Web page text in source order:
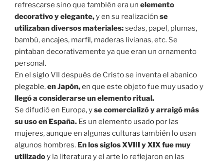
refrescarse sino que también era un elemento
decorativo y elegante,y en su realización se
utilizaban diversos materiales:sedas, papel, plumas,
bambú, encajes, marfil, maderas livianas, etc. Se
pintaban decorativamente ya que eran un ornamento
personal. ⁣
En el siglo VII después de Cristo se inventa el abanico
plegable,en Japón,en que este objeto fue muy usado y
llegó a considerarse un elemento ritual.⁣
Se difudió en Europa, yse comercializó y arraigó más
su uso en España. Es un elemento usado por las
mujeres, aunque en algunas culturas también lo usan
algunos hombres. En los siglos XVIII y XIX fue muy
utilizadoy la literatura y el arte lo reflejaron en las